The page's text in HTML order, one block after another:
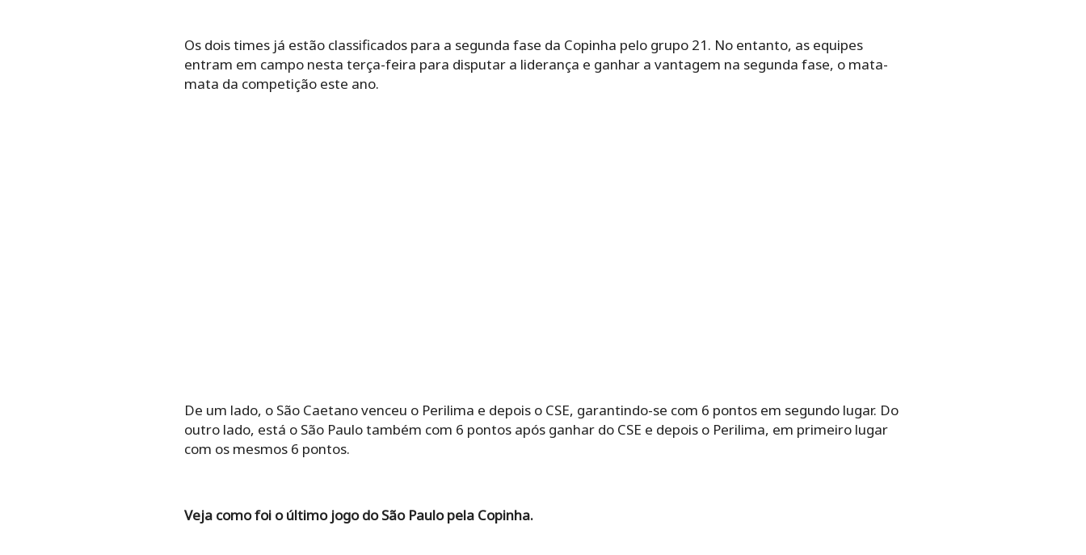
Os dois times já estão classificados para a segunda fase da Copinha pelo grupo 21. No entanto, as equipes
entram em campo nesta terça-feira para disputar a liderança e ganhar a vantagem na segunda fase, o mata-
mata da competição este ano.
De um lado, o São Caetano venceu o Perilima e depois o CSE, garantindo-se com 6 pontos em segundo lugar. Do
outro lado, está o São Paulo também com 6 pontos após ganhar do CSE e depois o Perilima, em primeiro lugar
com os mesmos 6 pontos.
Veja como foi o último jogo do São Paulo pela Copinha.